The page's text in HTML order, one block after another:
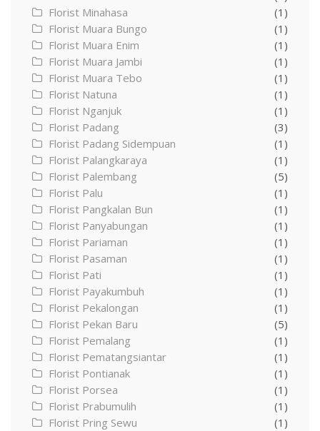
Florist Minahasa
(1)
Florist Muara Bungo
(1)
Florist Muara Enim
(1)
Florist Muara Jambi
(1)
Florist Muara Tebo
(1)
Florist Natuna
(1)
Florist Nganjuk
(1)
Florist Padang
(3)
Florist Padang Sidempuan
(1)
Florist Palangkaraya
(1)
Florist Palembang
(5)
Florist Palu
(1)
Florist Pangkalan Bun
(1)
Florist Panyabungan
(1)
Florist Pariaman
(1)
Florist Pasaman
(1)
Florist Pati
(1)
Florist Payakumbuh
(1)
Florist Pekalongan
(1)
Florist Pekan Baru
(5)
Florist Pemalang
(1)
Florist Pematangsiantar
(1)
Florist Pontianak
(1)
Florist Porsea
(1)
Florist Prabumulih
(1)
Florist Pring Sewu
(1)